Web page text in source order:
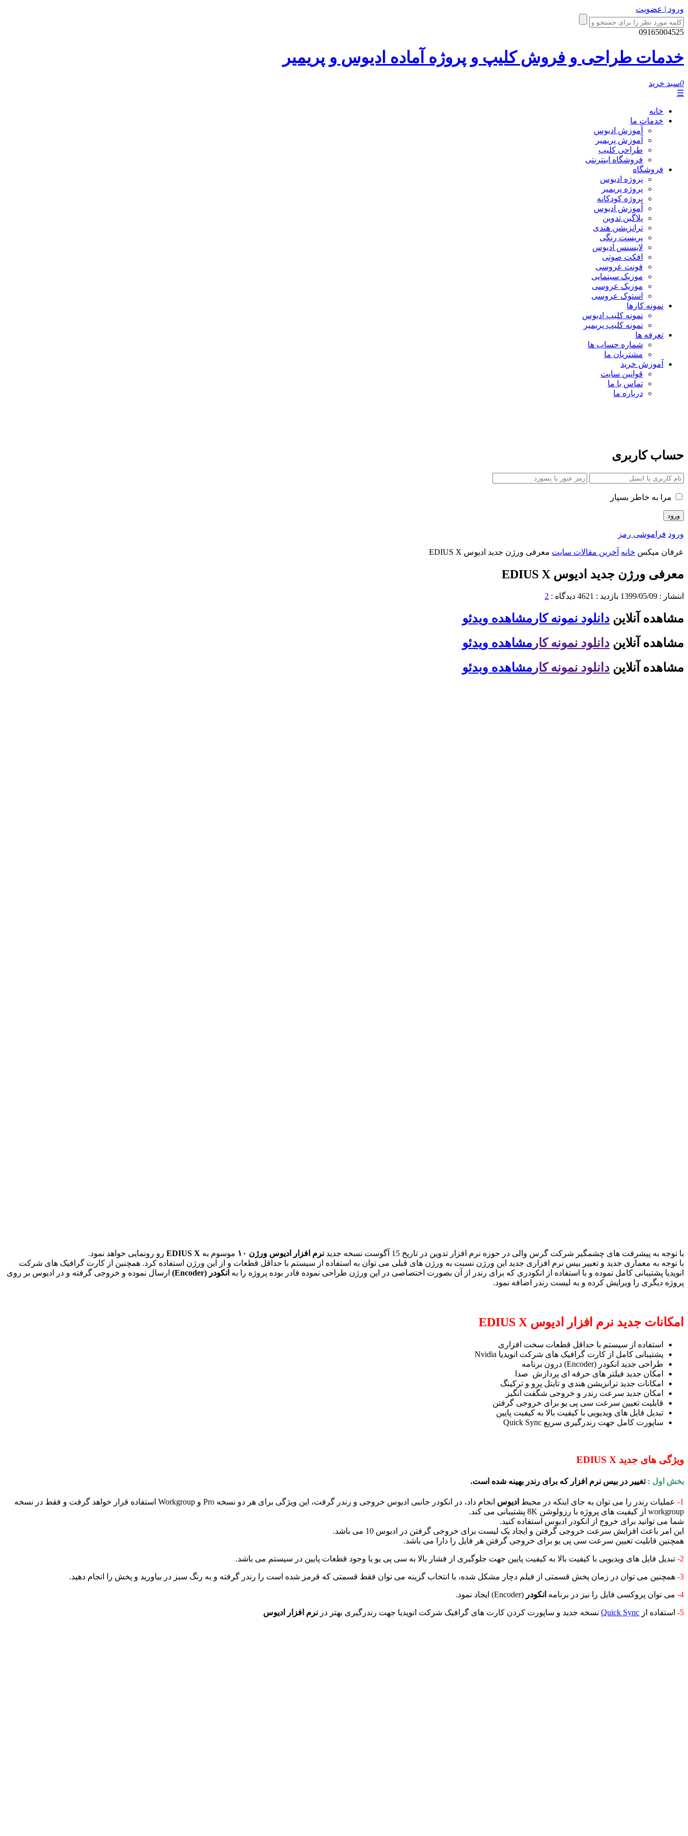
ورود | عضویت
09165004525
خدمات طراحی و فروش کلیپ و پروژه آماده ادیوس و پریمیر
0سبد خرید
☰
خانه
خدمات ما
آموزش ادیوس
آموزش پریمیر
طراحی کلیپ
فروشگاه اینترنتی
فروشگاه
پروژه ادیوس
پروژه پریمیر
پروژه کودکانه
آموزش ادیوس
پلاگین تدوین
ترانزیشن هندی
پریست رنگی
لایسنس ادیوس
افکت صوتی
فونت عروسی
موزیک سینمایی
موزیک عروسی
استوک عروسی
نمونه کارها
نمونه کلیپ ادیوس
نمونه کلیپ پریمیر
تعرفه ها
شماره حساب ها
مشتریان ما
آموزش خرید
قوانین سایت
تماس با ما
درباره ما
حساب کاربری
مرا به خاطر بسپار
ورود فراموشی رمز
عرفان میکس خانه آخرین مقالات سایت معرفی ورژن جدید ادیوس EDIUS X
معرفی ورژن جدید ادیوس EDIUS X
انتشار : 1399/05/09 بازدید : 4621 دیدگاه : 2
مشاهده آنلاین دانلود نمونه کار مشاهده ویدئو
مشاهده آنلاین دانلود نمونه کار مشاهده ویدئو
مشاهده آنلاین دانلود نمونه کار مشاهده وبدئو
با توجه به پیشرفت های چشمگیر شرکت گرس والی در حوزه نرم افزار تدوین در تاریخ 15 آگوست نسخه جدید نرم افزار ادیوس ورژن ۱۰ موسوم به EDIUS X رو رونمایی خواهد نمود.
با توجه به معماری جدید و تغییر بیس نرم افزاری جدید این ورژن نسبت به ورژن های قبلی می توان به استفاده از سیستم با حداقل قطعات و از این ورژن استفاده کرد. همچنین از کارت گرافیک های شرکت
انویدیا پشتیبانی کامل نموده و با استفاده از انکودری که برای رندر از آن بصورت اختصاصی در این ورژن طراحی نموده قادر بوده پروژه را به انکودر (Encoder)
ارسال نموده و خروجی گرفته و در ادیوس بر روی
پروژه دیگری را ویرایش کرده و به لیست رندر اضافه نمود.
امکانات جدید نرم افزار ادیوس EDIUS X
استفاده از سیستم با حداقل قطعات سخت افزاری
پشتیبانی کامل از کارت گرافیک های شرکت انویدیا Nvidia
طراحی جدید انکودر (Encoder)
درون برنامه
امکان جدید فیلتر های حرفه ای پردازش صدا
امکانات جدید ترانزیشن هندی و تایتل پرو و ترکینگ
امکان جدید سرعت رندر و خروجی شگفت انگیز
قابلیت تعیین سرعت سی پی یو برای خروجی گرفتن
تبدیل فایل های ویدیویی با کیفیت بالا به کیفیت پایین
ساپورت کامل جهت رندرگیری سریع Quick Sync
ویژگی های جدید EDIUS X
بخش اول : تغییر در بیس نرم افزار که برای رندر بهینه شده است.
1- عملیات رندر را می توان به جای اینکه در محیط ادیوس
انجام داد، در انکودر جانبی ادیوس خروجی و رندر گرفت، این ویژگی برای هر دو نسخه Pro و Workgroup استفاده قرار خواهد گرفت و فقط در نسخه
workgroup از کیفیت های پروژه با رزولوشن 8K پشتیبانی می کند.
شما می توانید برای خروج از انکودر ادیوس استفاده کنید.
این امر باعث افزایش سرعت خروجی گرفتن و ایجاد یک لیست برای خروجی گرفتن در ادیوس 10 می باشد.
همچنین قابلیت تعیین سرعت سی پی یو برای خروجی گرفتن هر فایل را دارا می باشد.
2- تبدیل فایل های ویدیویی با کیفیت بالا به کیفیت پایین جهت جلوگیری از فشار بالا به سی پی یو یا وجود قطعات پایین در سیستم می باشد.
3- همچنین می توان در زمان پخش قسمتی از فیلم دچار مشکل شده، با انتخاب گزینه می توان فقط قسمتی که قرمز شده است را رندر گرفته و به رنگ سبز در بیاورید و پخش را انجام دهید.
4- می توان پروکسی فایل را نیز در برنامه انکودر (Encoder) ایجاد نمود.
5- استفاده از Quick Sync نسخه جدید و ساپورت کردن کارت های گرافیک شرکت انویدیا جهت رندرگیری بهتر در نرم افزار ادیوس